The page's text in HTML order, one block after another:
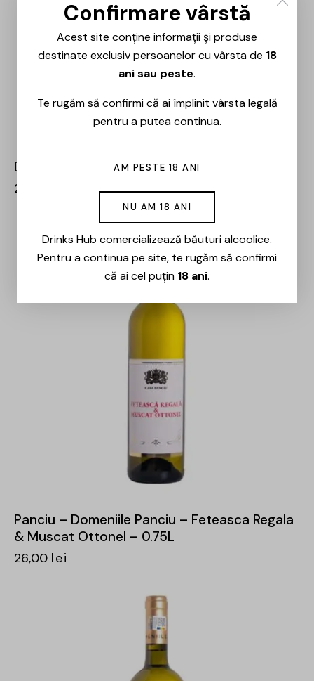
Domeniile Panciu – Fetească Neagră – 0.75L
21,00
Panciu – Domeniile Panciu – Feteasca Regala
& Muscat Ottonel – 0.75L
26,00 lei
Confirmare vârstă
Acest site conține informații și produse
destinate exclusiv persoanelor cu vârsta de 18
ani sau peste.
Te rugăm să confirmi că ai împlinit vârsta legală
pentru a putea continua.
AM PESTE 18 ANI
NU AM 18 ANI
Drinks Hub comercializează băuturi alcoolice.
Pentru a continua pe site, te rugăm să confirmi
că ai cel puțin 18 ani.